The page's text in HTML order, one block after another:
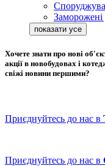
Хочете знати про нові
акції в новобудовах і
свіжі новини першими?
Приєднуйтесь до нас в
Приєднуйтесь до нас в